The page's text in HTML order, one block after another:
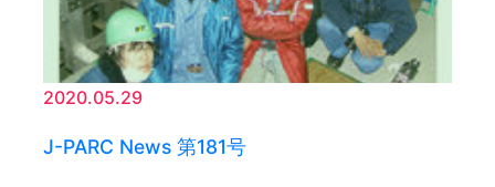
2020.05.29
J-PARC News 第181号